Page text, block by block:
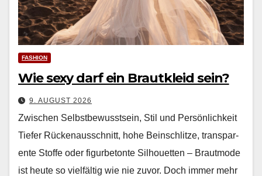
FASHION
Wie sexy darf ein Brautkleid sein?
9. AUGUST 2026
Zwischen Selbstbewusstsein, Stil und Persönlichkeit
Tiefer Rück­e­nauss­chnitt, hohe Bein­schlitze, trans­par­
ente Stoffe oder fig­urbe­tonte Sil­hou­et­ten – Braut­mode
ist heute so vielfältig wie nie zuvor. Doch immer mehr